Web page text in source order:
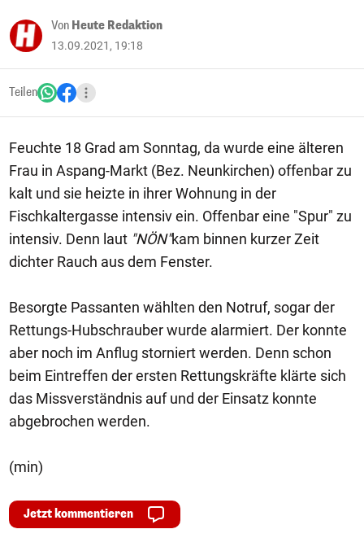
Von Heute Redaktion
13.09.2021, 19:18
Teilen
Feuchte 18 Grad am Sonntag, da wurde eine älteren
Frau in Aspang-Markt (Bez. Neunkirchen) offenbar zu
kalt und sie heizte in ihrer Wohnung in der
Fischkaltergasse intensiv ein. Offenbar eine "Spur" zu
intensiv. Denn laut "NÖN"kam binnen kurzer Zeit
dichter Rauch aus dem Fenster.
Besorgte Passanten wählten den Notruf, sogar der
Rettungs-Hubschrauber wurde alarmiert. Der konnte
aber noch im Anflug storniert werden. Denn schon
beim Eintreffen der ersten Rettungskräfte klärte sich
das Missverständnis auf und der Einsatz konnte
abgebrochen werden.
(min)
Jetzt kommentieren